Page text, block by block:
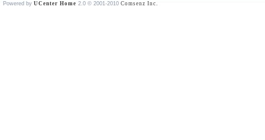
Powered by UCenter Home 2.0 © 2001-2010 Comsenz Inc.